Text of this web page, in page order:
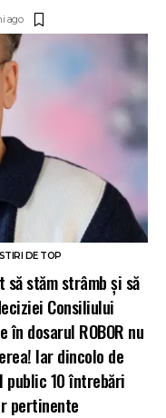
ago
STIRI DE TOP
să stăm strâmb și să
Consiliului
dosarul ROBOR nu
Iar dincolo de
public 10 întrebări
pertinente